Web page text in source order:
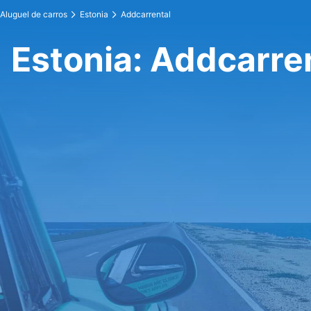
Aluguel de carros Estonia Addcarrental
Estonia: